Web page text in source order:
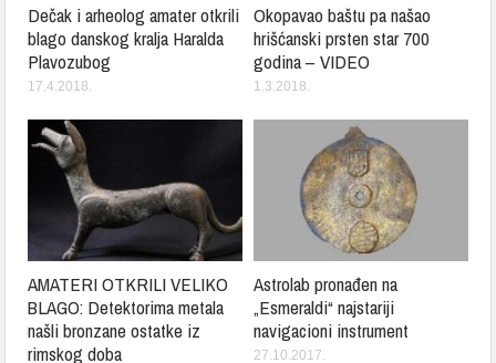
Dečak i arheolog amater otkrili
blago danskog kralja Haralda
Plavozubog
17.4.2018.
Okopavao baštu pa našao
hrišćanski prsten star 700
godina – VIDEO
1.3.2018.
AMATERI OTKRILI VELIKO
BLAGO: Detektorima metala
našli bronzane ostatke iz
rimskog doba
Astrolab pronađen na
„Esmeraldi“ najstariji
navigacioni instrument
27.10.2017.